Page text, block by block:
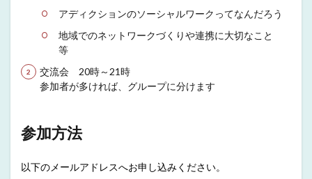
アディクションのソーシャルワークってなんだろう
地域でのネットワークづくりや連携に大切なこと
等
交流会 20時～21時
参加者が多ければ、グループに分けます
参加方法
以下のメールアドレスへお申し込みください。